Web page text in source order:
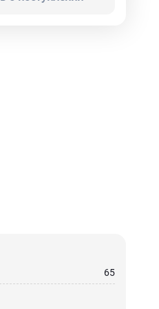
65